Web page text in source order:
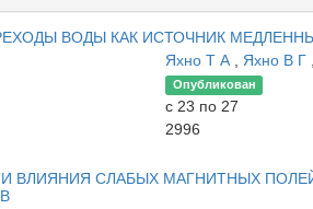
ВОДЫ КАК ИСТОЧНИК
Яхно Т А , Яхно В Г ,
Опубликован
с 23 по 27
2996
ВЛИЯНИЯ СЛАБЫХ МАГНИТНЫХ